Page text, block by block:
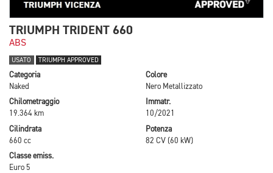
TRIUMPH TRIDENT 660
ABS
USATO TRIUMPH APPROVED
Categoria
Naked
Colore
Nero Metallizzato
Chilometraggio
19.364 km
Immatr.
10/2021
Cilindrata
660 cc
Potenza
82 CV (60 kW)
Classe emiss.
Euro 5